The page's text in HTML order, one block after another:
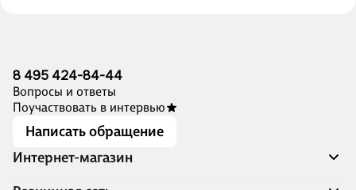
8 495 424-84-44
Вопросы и ответы
Поучаствовать в интервью
Написать обращение
Интернет-магазин